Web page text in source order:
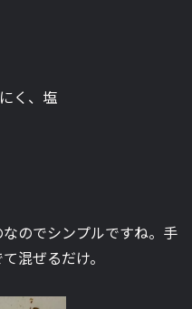
く、塩
のでシンプルですね。手
混ぜるだけ。